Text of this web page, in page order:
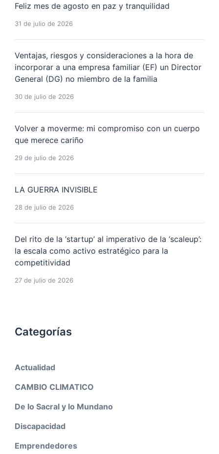
Feliz mes de agosto en paz y tranquilidad
31 de julio de 2026
Ventajas, riesgos y consideraciones a la hora de
incorporar a una empresa familiar (EF) un Director
General (DG) no miembro de la familia
30 de julio de 2026
Volver a moverme: mi compromiso con un cuerpo
que merece cariño
29 de julio de 2026
LA GUERRA INVISIBLE
28 de julio de 2026
Del rito de la ‘startup’ al imperativo de la ‘scaleup’:
la escala como activo estratégico para la
competitividad
27 de julio de 2026
Categorías
Actualidad
CAMBIO CLIMATICO
De lo Sacral y lo Mundano
Discapacidad
Emprendedores